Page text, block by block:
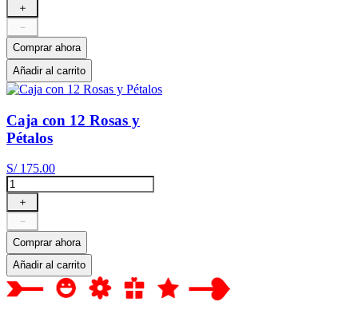
＋
－
Comprar ahora
Añadir al carrito
Caja con 12 Rosas y
Pétalos
S/ 175.00
＋
－
Comprar ahora
Añadir al carrito